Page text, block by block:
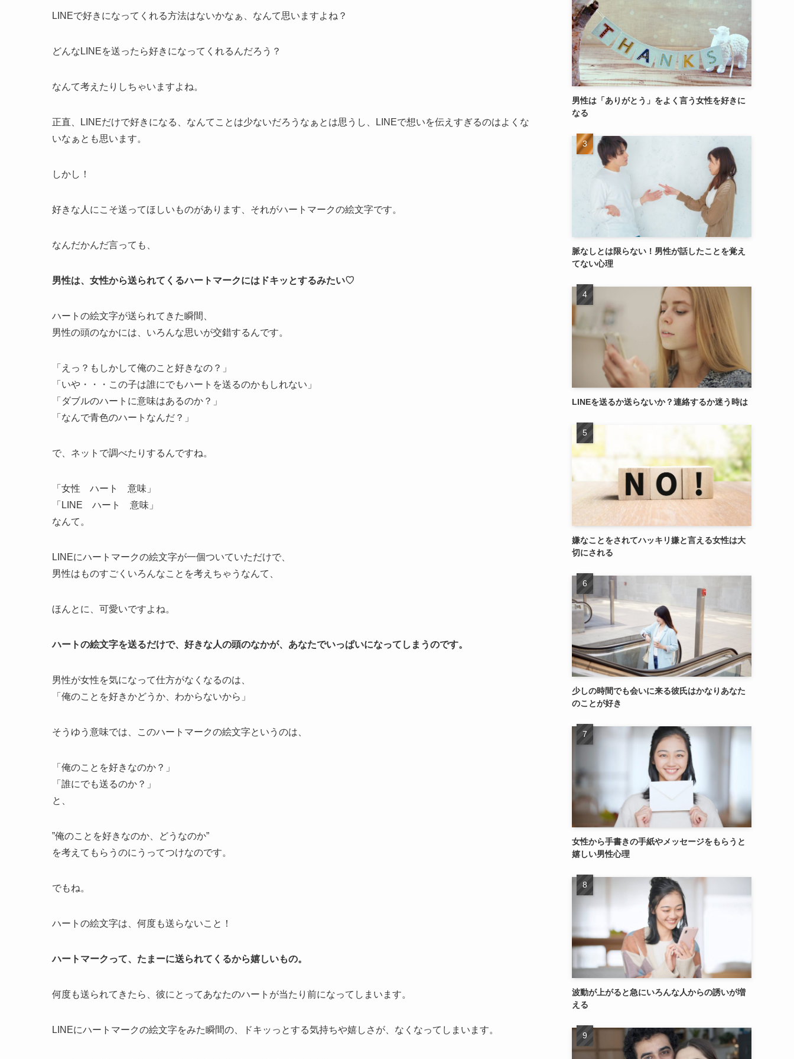
LINEで好きになってくれる方法はないかなぁ、なんて思いますよね？
どんなLINEを送ったら好きになってくれるんだろう？
なんて考えたりしちゃいますよね。
正直、LINEだけで好きになる、なんてことは少ないだろうなぁとは思うし、LINEで想いを伝えすぎるのはよくな
いなぁとも思います。
しかし！
好きな人にこそ送ってほしいものがあります、それがハートマークの絵文字です。
なんだかんだ言っても、
男性は、女性から送られてくるハートマークにはドキッとするみたい♡
ハートの絵文字が送られてきた瞬間、
男性の頭のなかには、いろんな思いが交錯するんです。
「えっ？もしかして俺のこと好きなの？」
「いや・・・この子は誰にでもハートを送るのかもしれない」
「ダブルのハートに意味はあるのか？」
「なんで青色のハートなんだ？」
で、ネットで調べたりするんですね。
「女性 ハート 意味」
「LINE ハート 意味」
なんて。
LINEにハートマークの絵文字が一個ついていただけで、
男性はものすごくいろんなことを考えちゃうなんて、
ほんとに、可愛いですよね。
ハートの絵文字を送るだけで、好きな人の頭のなかが、あなたでいっぱいになってしまうのです。
男性が女性を気になって仕方がなくなるのは、
「俺のことを好きかどうか、わからないから」
そうゆう意味では、このハートマークの絵文字というのは、
「俺のことを好きなのか？」
「誰にでも送るのか？」
と、
”俺のことを好きなのか、どうなのか”
を考えてもらうのにうってつけなのです。
でもね。
ハートの絵文字は、何度も送らないこと！
ハートマークって、たまーに送られてくるから嬉しいもの。
何度も送られてきたら、彼にとってあなたのハートが当たり前になってしまいます。
LINEにハートマークの絵文字をみた瞬間の、ドキッっとする気持ちや嬉しさが、なくなってしまいます。
男性は「ありがとう」をよく言う女性を好きに
なる
脈なしとは限らない！男性が話したことを覚え
てない心理
LINEを送るか送らないか？連絡するか迷う時は
嫌なことをされてハッキリ嫌と言える女性は大
切にされる
少しの時間でも会いに来る彼氏はかなりあなた
のことが好き
女性から手書きの手紙やメッセージをもらうと
嬉しい男性心理
波動が上がると急にいろんな人からの誘いが増
える